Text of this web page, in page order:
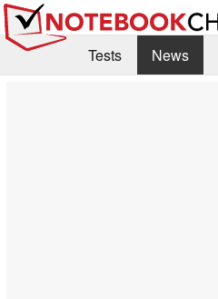
Tests News